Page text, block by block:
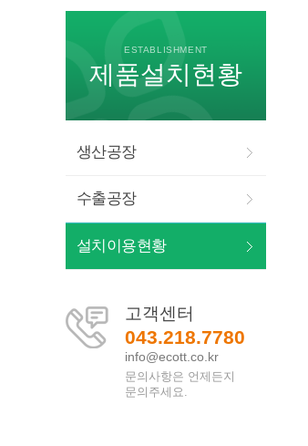
ESTABLISHMENT
제품설치현황
생산공장
수출공장
설치이용현황
고객센터
043.218.7780
info@ecott.co.kr
문의사항은 언제든지
문의주세요.